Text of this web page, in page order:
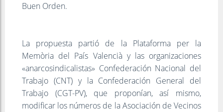
Buen Orden.
La propuesta partió de la Plataforma per la
Memòria del País Valencià y las organizaciones
«anarcosindicalistas» Confederación Nacional del
Trabajo (CNT) y la Confederación General del
Trabajo (CGT-PV), que proponían, así mismo,
modificar los números de la Asociación de Vecinos